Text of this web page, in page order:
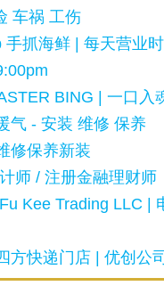
车祸 工伤
手抓海鲜 | 每天营业时
BING | 一口入
气 - 安装 维修 保养
修保养新装
师 / 注册金融理财师
Kee Trading LLC |
方快递门店 | 优创公司